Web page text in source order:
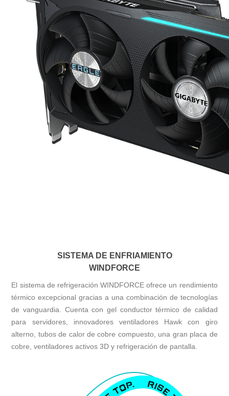
SISTEMA DE ENFRIAMIENTO
WINDFORCE
El sistema de refrigeración WINDFORCE ofrece un rendimiento
térmico excepcional gracias a una combinación de tecnologías
de vanguardia. Cuenta con gel conductor térmico de calidad
para servidores, innovadores ventiladores Hawk con giro
alterno, tubos de calor de cobre compuesto, una gran placa de
cobre, ventiladores activos 3D y refrigeración de pantalla.